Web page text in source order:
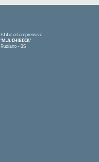
Istituto Comprensivo
'M.A.CHIECCA'
Rudiano - BS